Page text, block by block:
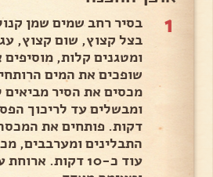
1
בסיר רחב שמים שמן
בצל קצוץ, שום קצוץ,
ומטגנים קלות,
שופכים את המים
מכסים את הסיר מביאים
דקות. פותחים את
התבלינים ומערבבים,
עוד כ-10 דקות.